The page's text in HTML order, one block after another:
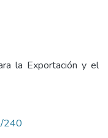
la Exportación y el
240